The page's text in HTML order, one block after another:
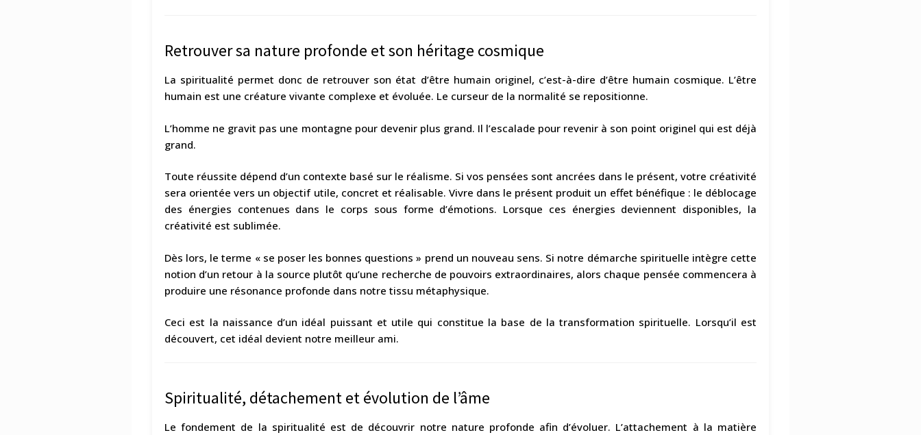
Retrouver sa nature profonde et son héritage cosmique
La spiritualité permet donc de retrouver son état d’être humain originel, c’est-à-dire d’être humain cosmique. L’être
humain est une créature vivante complexe et évoluée. Le curseur de la normalité se repositionne.
L’homme ne gravit pas une montagne pour devenir plus grand. Il l’escalade pour revenir à son point originel qui est déjà
grand.
Toute réussite dépend d’un contexte basé sur le réalisme. Si vos pensées sont ancrées dans le présent, votre créativité
sera orientée vers un objectif utile, concret et réalisable. Vivre dans le présent produit un effet bénéfique : le déblocage
des énergies contenues dans le corps sous forme d’émotions. Lorsque ces énergies deviennent disponibles, la
créativité est sublimée.
Dès lors, le terme « se poser les bonnes questions » prend un nouveau sens. Si notre démarche spirituelle intègre cette
notion d’un retour à la source plutôt qu’une recherche de pouvoirs extraordinaires, alors chaque pensée commencera à
produire une résonance profonde dans notre tissu métaphysique.
Ceci est la naissance d’un idéal puissant et utile qui constitue la base de la transformation spirituelle. Lorsqu’il est
découvert, cet idéal devient notre meilleur ami.
Spiritualité, détachement et évolution de l’âme
Le fondement de la spiritualité est de découvrir notre nature profonde afin d’évoluer. L’attachement à la matière